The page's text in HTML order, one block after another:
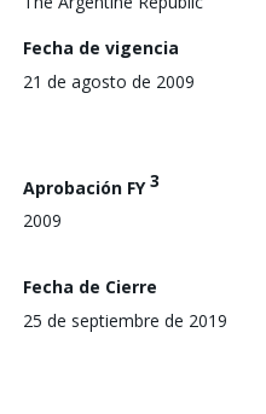
Fecha de vigencia
21 de agosto de 2009
Aprobación FY3
2009
Fecha de Cierre
25 de septiembre de 2019